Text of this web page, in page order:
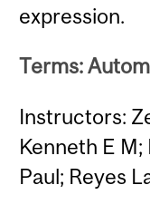
expression.
Terms:
Instructors:
Kenneth E M;
Paul; Reyes